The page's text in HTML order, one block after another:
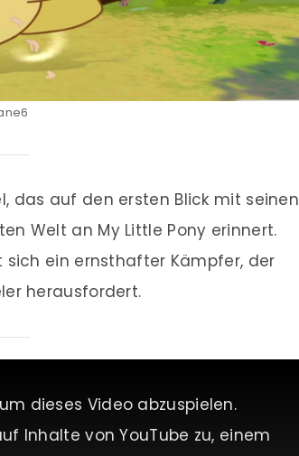
das auf den ersten Blick mit seinen
Welt an My Little Pony erinnert.
ein ernsthafter Kämpfer, der
herausfordert.
dieses Video abzuspielen.
Inhalte von YouTube zu, einem